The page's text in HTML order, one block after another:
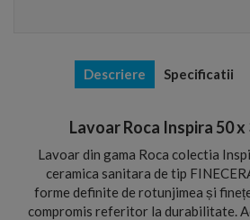
Descriere Specificatii
Lavoar Roca Inspira 50 x
Lavoar din gama Roca colectia
ceramica sanitara de tip
forme definite de rotunjimea și
compromis referitor la durabilitate.